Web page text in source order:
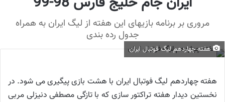
مروری بر برنامه بازیهای این هفته از لیگ ایران به همراه
جدول رده بندی
هفته چهاردهم لیگ فوتبال ایران
هفته چهاردهم لیگ فوتبال ایران با هشت بازی پیگیری می شود. در
نخستین دیدار هفته تراکتور سازی که با تازگی مصطفی دنیزلی مربی